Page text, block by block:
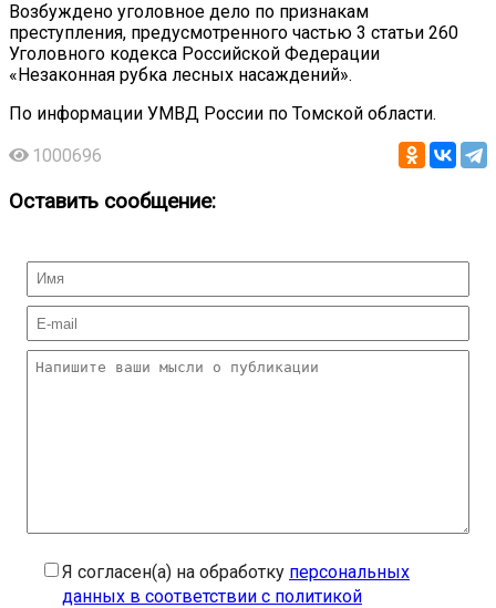
Возбуждено уголовное дело по признакам
преступления, предусмотренного частью 3 статьи 260
Уголовного кодекса Российской Федерации
«Незаконная рубка лесных насаждений».
По информации УМВД России по Томской области.
1000696
Оставить сообщение:
Я согласен(а) на обработку персональных
данных в соответствии с политикой